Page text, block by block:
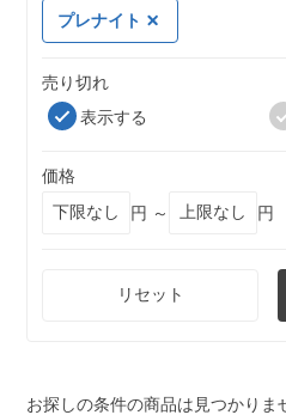
プレナイト
売り切れ
表示する
価格
円 ～
円
リセット
お探しの条件の商品は見つかりま